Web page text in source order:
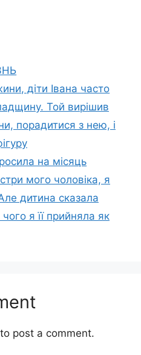
діти Івана часто
Той вирішив
порадитися з нею, і
на місяць
мого чоловіка, я
дитина сказала
я її прийняла як
to post a comment.